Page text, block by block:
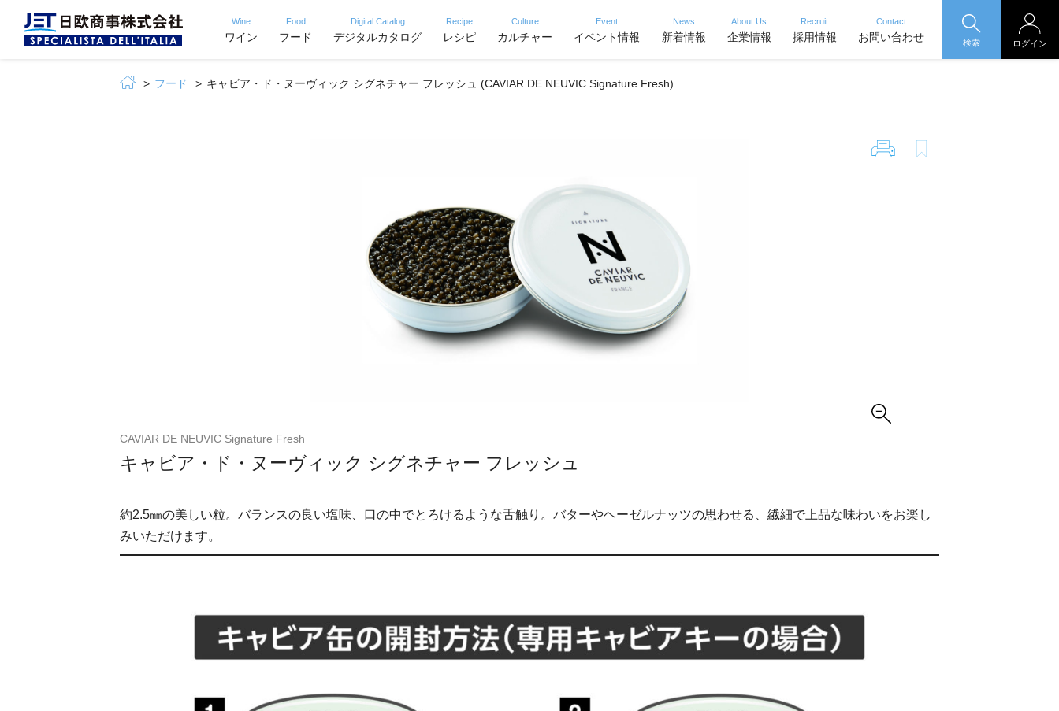
Wine
ワイン
Food
フード
Digital Catalog
デジタルカタログ
Recipe
レシピ
Culture
カルチャー
Event
イベント情報
News
新着情報
About Us
企業情報
Recruit
採用情報
Contact
お問い合わせ 検索 ログイン
フード キャビア・ド・ヌーヴィック シグネチャー フレッシュ (CAVIAR DE NEUVIC Signature Fresh)
CAVIAR DE NEUVIC Signature Fresh
キャビア・ド・ヌーヴィック シグネチャー フレッシュ
約2.5㎜の美しい粒。バランスの良い塩味、口の中でとろけるような舌触り。バターやヘーゼルナッツの思わせる、繊細で上品な味わいをお楽し
みいただけます。